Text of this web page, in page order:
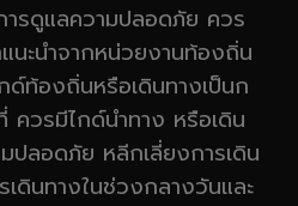
ารดูแลความปลอดภัย ควร
นะนำจากหน่วยงานท้องถิ่น
ด์ท้องถิ่นหรือเดินทางเป็นก
ควรมีไกด์นำทาง หรือเดิน
ปลอดภัย หลีกเลี่ยงการเดิน
เดินทางในช่วงกลางวันและ